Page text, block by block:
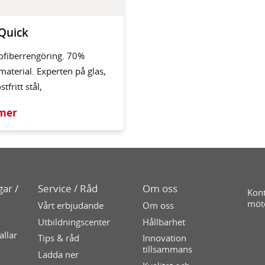
70%
Experten på glas,
stål,
/ Service / Råd
Vårt erbjudande
Utbildningscenter
Tips & råd
Ladda ner
Om oss
Om oss
Hållbarhet
Innovation
tillsammans